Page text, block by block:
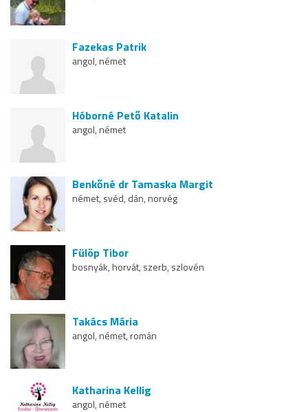
Fazekas Patrik
angol, német
Hóborné Pető Katalin
angol, német
Benkőné dr Tamaska Margit
német, svéd, dán, norvég
Fülöp Tibor
bosnyák, horvát, szerb, szlovén
Takács Mária
angol, német, román
Katharina Kellig
angol, német